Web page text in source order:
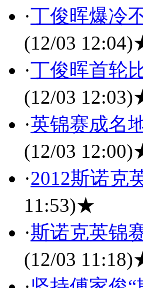
·丁俊晖爆冷
(12/03 12:04)
·丁俊晖首轮
(12/03 12:03)
·英锦赛成名
(12/03 12:00)
·2012斯诺克
11:53)★
·斯诺克英锦
(12/03 11:18)